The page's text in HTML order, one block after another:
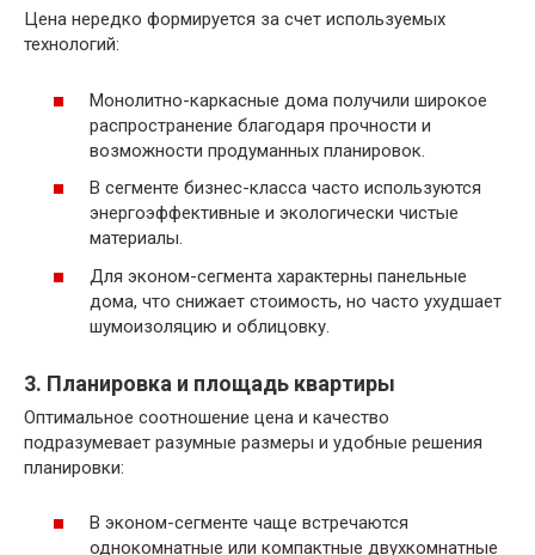
Цена нередко формируется за счет используемых
технологий:
Монолитно-каркасные дома получили широкое
распространение благодаря прочности и
возможности продуманных планировок.
В сегменте бизнес-класса часто используются
энергоэффективные и экологически чистые
материалы.
Для эконом-сегмента характерны панельные
дома, что снижает стоимость, но часто ухудшает
шумоизоляцию и облицовку.
3. Планировка и площадь квартиры
Оптимальное соотношение цена и качество
подразумевает разумные размеры и удобные решения
планировки:
В эконом-сегменте чаще встречаются
однокомнатные или компактные двухкомнатные